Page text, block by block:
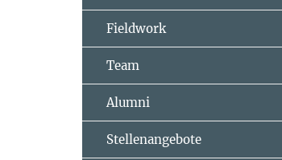
Fieldwork
Team
Alumni
Stellenangebote